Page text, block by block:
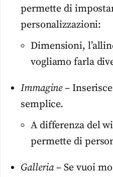
permette di
personalizzazioni:
Dimensioni,
vogliamo farla
Immagine–
semplice.
A differenza del
permette di
Galleria– Se vuoi